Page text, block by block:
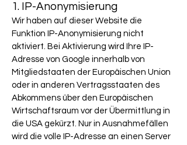
1. IP-Anonymisierung
Wir haben auf dieser Website die
Funktion IP-Anonymisierung nicht
aktiviert. Bei Aktivierung wird Ihre IP-
Adresse von Google innerhalb von
Mitgliedstaaten der Europäischen Union
oder in anderen Vertragsstaaten des
Abkommens über den Europäischen
Wirtschaftsraum vor der Übermittlung in
die USA gekürzt. Nur in Ausnahmefällen
wird die volle IP-Adresse an einen Server